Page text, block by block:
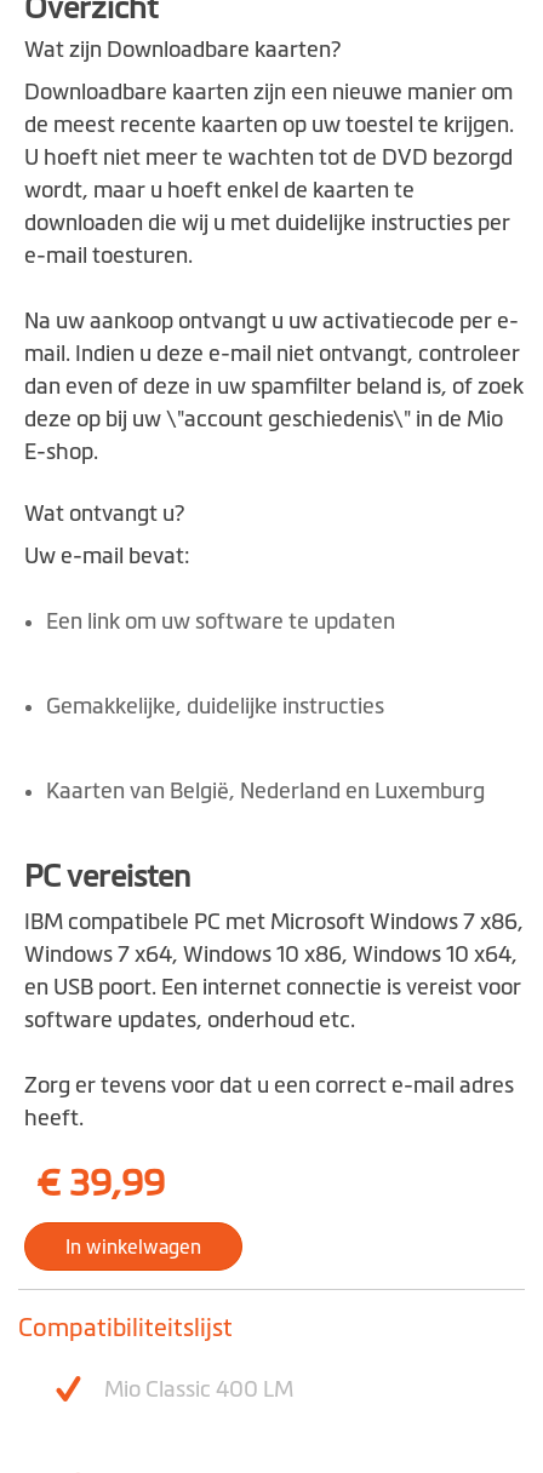
naar
het
van
de
afbeeldingen-
gallerij
Overzicht
Wat zijn Downloadbare kaarten?
Downloadbare kaarten zijn een nieuwe manier om
de meest recente kaarten op uw toestel te krijgen.
U hoeft niet meer te wachten tot de DVD bezorgd
wordt, maar u hoeft enkel de kaarten te
downloaden die wij u met duidelijke instructies per
e-mail toesturen.
Na uw aankoop ontvangt u uw activatiecode per e-
mail. Indien u deze e-mail niet ontvangt, controleer
dan even of deze in uw spamfilter beland is, of zoek
deze op bij uw \"account geschiedenis\" in de Mio
E-shop.
Wat ontvangt u?
Uw e-mail bevat:
Een link om uw software te updaten
Gemakkelijke, duidelijke instructies
Kaarten van België, Nederland en Luxemburg
PC vereisten
IBM compatibele PC met Microsoft Windows 7 x86,
Windows 7 x64, Windows 10 x86, Windows 10 x64,
en USB poort. Een internet connectie is vereist voor
software updates, onderhoud etc.
Zorg er tevens voor dat u een correct e-mail adres
heeft.
€ 39,99
In winkelwagen
Compatibiliteitslijst
Mio Classic 400 LM